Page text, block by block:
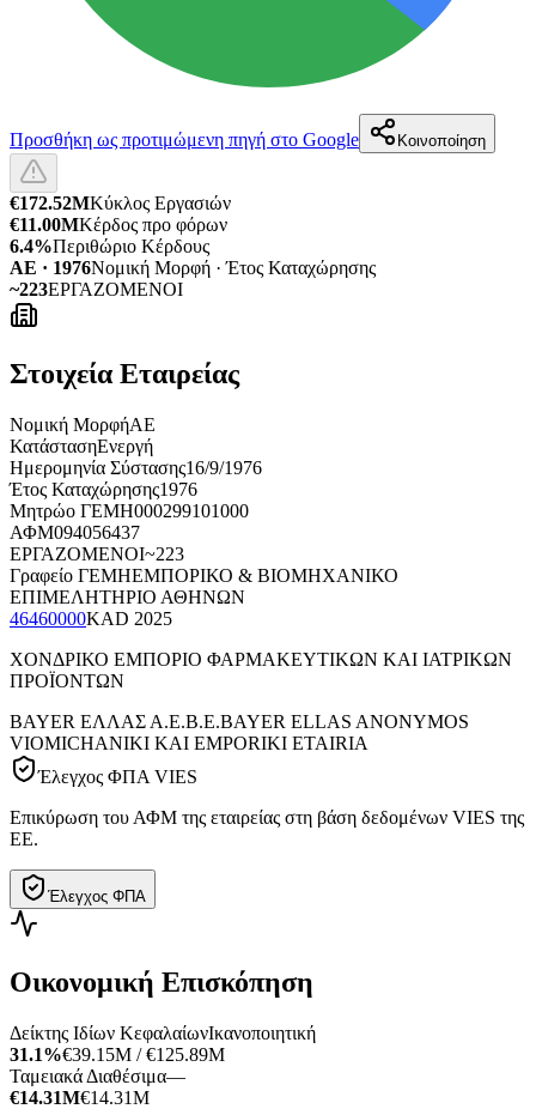
Προσθήκη ως προτιμώμενη πηγή στο Google Κοινοποίηση
€172.52MΚύκλος Εργασιών
€11.00MΚέρδος προ φόρων
6.4%Περιθώριο Κέρδους
ΑΕ · 1976Νομική Μορφή · Έτος Καταχώρησης
~223ΕΡΓΑΖΟΜΕΝΟΙ
Στοιχεία Εταιρείας
Νομική ΜορφήΑΕ
ΚατάστασηΕνεργή
Ημερομηνία Σύστασης16/9/1976
Έτος Καταχώρησης1976
Μητρώο ΓΕΜΗ000299101000
ΑΦΜ094056437
ΕΡΓΑΖΟΜΕΝΟΙ~223
Γραφείο ΓΕΜΗΕΜΠΟΡΙΚΟ & ΒΙΟΜΗΧΑΝΙΚΟ
ΕΠΙΜΕΛΗΤΗΡΙΟ ΑΘΗΝΩΝ
46460000KAD 2025
ΧΟΝΔΡΙΚΟ ΕΜΠΟΡΙΟ ΦΑΡΜΑΚΕΥΤΙΚΩΝ ΚΑΙ ΙΑΤΡΙΚΩΝ
ΠΡΟΪΟΝΤΩΝ
BAYER ΕΛΛΑΣ Α.Ε.Β.Ε.BAYER ELLAS ANONYMOS
VIOMICHANIKI KAI EMPORIKI ETAIRIA
Έλεγχος ΦΠΑ VIES
Επικύρωση του ΑΦΜ της εταιρείας στη βάση δεδομένων VIES της
ΕΕ.
Έλεγχος ΦΠΑ
Οικονομική Επισκόπηση
Δείκτης Ιδίων ΚεφαλαίωνΙκανοποιητική
31.1%€39.15M / €125.89M
Ταμειακά Διαθέσιμα—
€14.31M€14.31M